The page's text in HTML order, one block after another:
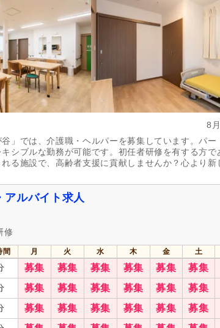
8
」では、介護職・ヘルパーを募集しています。パー
シブルな勤務が可能です。初任者研修を有する方で
る施設で、高齢者支援に貢献しませんか？心より新
アルバイト求人
修
間 月 火 水 木 金 土
募集 募集 募集 募集 募集 募集
募集 募集 募集 募集 募集 募集
募集 募集 募集 募集 募集 募集